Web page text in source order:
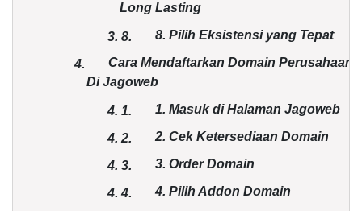
Long Lasting
3. 8. 8. Pilih Eksistensi yang Tepat
4.
Cara Mendaftarkan Domain Perusahaan
Di Jagoweb
4. 1. 1. Masuk di Halaman Jagoweb
4. 2. 2. Cek Ketersediaan Domain
4. 3. 3. Order Domain
4.4. 4. Pilih Addon Domain